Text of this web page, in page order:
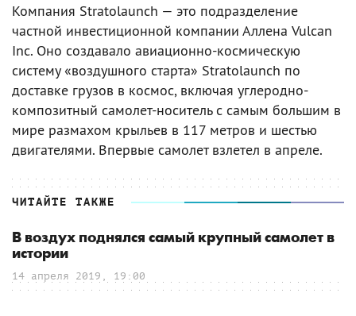
Компания Stratolaunch — это подразделение
частной инвестиционной компании Аллена Vulcan
Inc. Оно создавало авиационно-космическую
систему «воздушного старта» Stratolaunch по
доставке грузов в космос, включая углеродно-
композитный самолет-носитель с самым большим в
мире размахом крыльев в 117 метров и шестью
двигателями. Впервые самолет взлетел в апреле.
ЧИТАЙТЕ ТАКЖЕ
В воздух поднялся самый крупный самолет в
истории
14 апреля 2019, 19:00